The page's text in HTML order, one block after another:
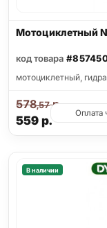
Мотоциклетный
код товара
мотоциклетный,
559р.
578,57р.
Оплата
В наличии